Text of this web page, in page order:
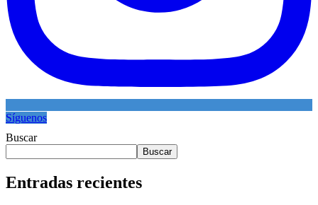
Síguenos
Buscar
Buscar
Entradas recientes